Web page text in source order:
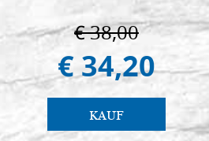
€ 38,00
€ 34,20
KAUF